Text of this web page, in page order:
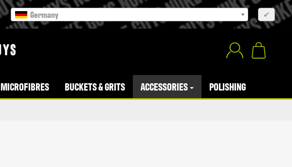
Germany ✔
MICROFIBRES BUCKETS & GRITS ACCESSORIES POLISHING